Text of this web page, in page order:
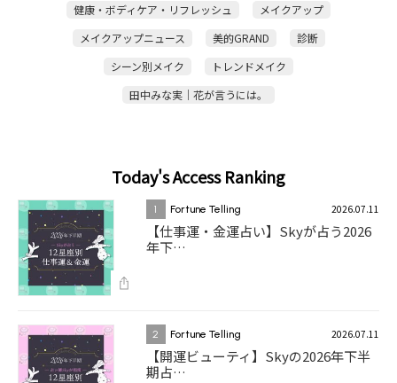
健康・ボディケア・リフレッシュ
メイクアップ
メイクアップニュース
美的GRAND
診断
シーン別メイク
トレンドメイク
田中みな実｜花が言うには。
Today's Access Ranking
1 Fortune Telling 2026.07.11
【仕事運・金運占い】Skyが占う2026
年下…
2 Fortune Telling 2026.07.11
【開運ビューティ】Skyの2026年下半
期占…